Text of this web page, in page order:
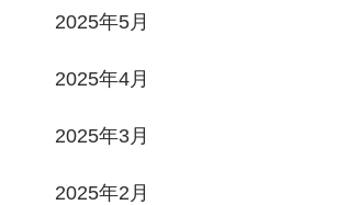
2025年5月
2025年4月
2025年3月
2025年2月